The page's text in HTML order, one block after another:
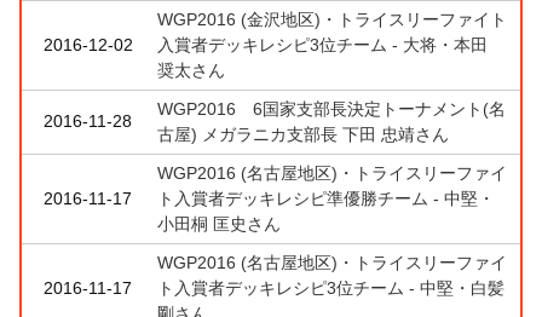
2016-12-02
WGP2016 (金沢地区)・トライスリーファイト
入賞者デッキレシピ3位チーム - 大将・本田
奨太さん
2016-11-28
WGP2016 6国家支部長決定トーナメント(名
古屋) メガラニカ支部長 下田 忠靖さん
2016-11-17
WGP2016 (名古屋地区)・トライスリーファイ
ト入賞者デッキレシピ準優勝チーム - 中堅・
小田桐 匡史さん
2016-11-17
WGP2016 (名古屋地区)・トライスリーファイ
ト入賞者デッキレシピ3位チーム - 中堅・白髪